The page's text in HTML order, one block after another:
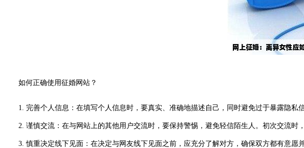
如何正确使用征婚网站？
1. 完善个人信息：在填写个人信息时，要真实、准确地描述自己，同时避免过于暴露隐私信
2. 谨慎交流：在与网站上的其他用户交流时，要保持警惕，避免轻信陌生人。初次交流时
3. 慎重决定线下见面：在决定与网友线下见面之前，应充分了解对方，确保双方都有意愿并